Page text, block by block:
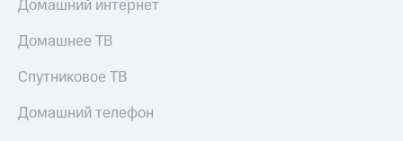
Домашний интернет
Домашнее ТВ
Спутниковое ТВ
Домашний телефон